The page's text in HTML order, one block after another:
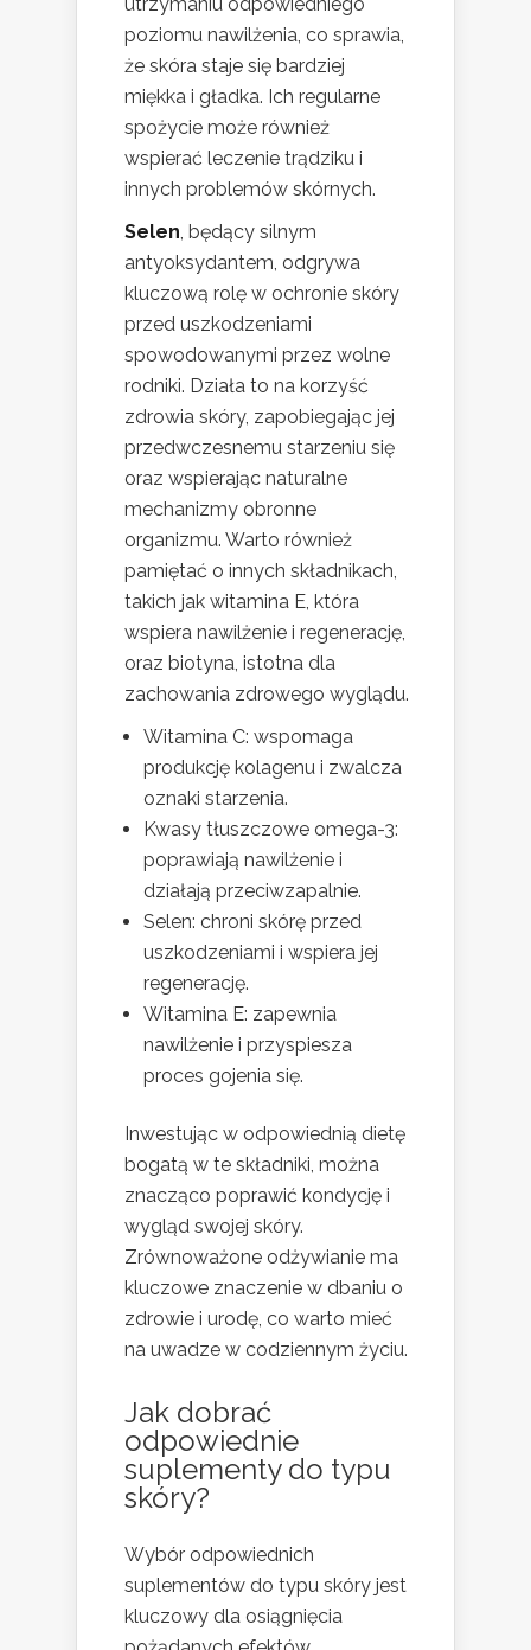
poziomu nawilżenia, co sprawia,
że skóra staje się bardziej
miękka i gładka. Ich regularne
spożycie może również
wspierać leczenie trądziku i
innych problemów skórnych.
Selen, będący silnym
antyoksydantem, odgrywa
kluczową rolę w ochronie skóry
przed uszkodzeniami
spowodowanymi przez wolne
rodniki. Działa to na korzyść
zdrowia skóry, zapobiegając jej
przedwczesnemu starzeniu się
oraz wspierając naturalne
mechanizmy obronne
organizmu. Warto również
pamiętać o innych składnikach,
takich jak witamina E, która
wspiera nawilżenie i regenerację,
oraz biotyna, istotna dla
zachowania zdrowego wyglądu.
Witamina C: wspomaga
produkcję kolagenu i zwalcza
oznaki starzenia.
Kwasy tłuszczowe omega-3:
poprawiają nawilżenie i
działają przeciwzapalnie.
Selen: chroni skórę przed
uszkodzeniami i wspiera jej
regenerację.
Witamina E: zapewnia
nawilżenie i przyspiesza
proces gojenia się.
Inwestując w odpowiednią dietę
bogatą w te składniki, można
znacząco poprawić kondycję i
wygląd swojej skóry.
Zrównoważone odżywianie ma
kluczowe znaczenie w dbaniu o
zdrowie i urodę, co warto mieć
na uwadze w codziennym życiu.
Jak dobrać
odpowiednie
suplementy do typu
skóry?
Wybór odpowiednich
suplementów do typu skóry jest
kluczowy dla osiągnięcia